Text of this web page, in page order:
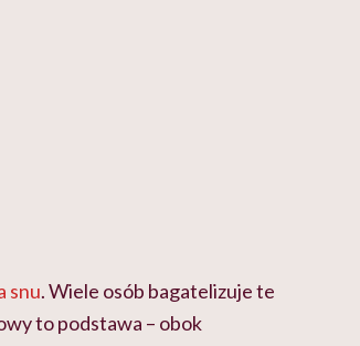
snu. Wiele osób bagatelizuje te
to podstawa – obok